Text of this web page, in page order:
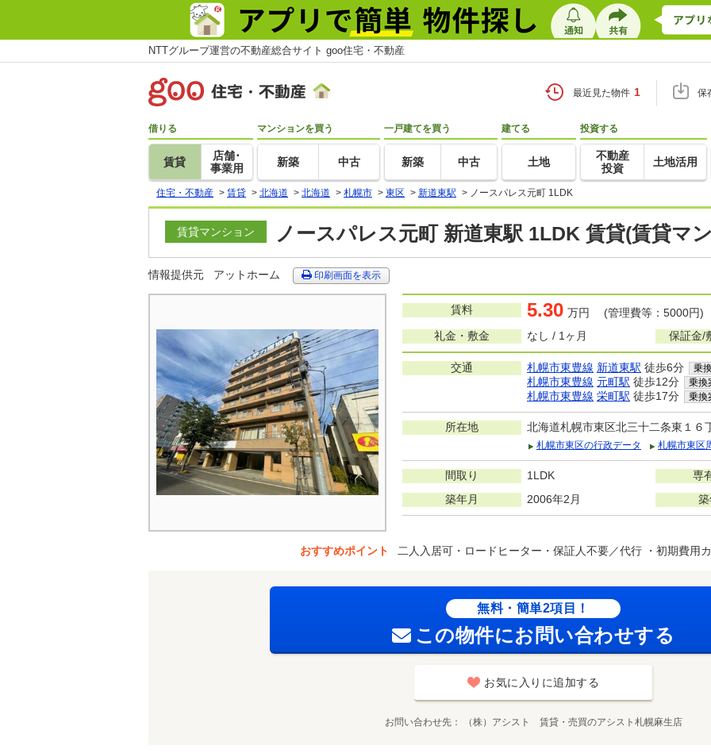
NTTグループ運営の不動産総合サイト goo住宅・不動産
最近見た物件 1 保
借りる
賃貸
店舗･
事業用
マンションを買う
新築 中古
一戸建てを買う
新築 中古
建てる
土地
投資する
不動産
投資
土地活用
住宅・不動産 > 賃貸 > 北海道 > 北海道 > 札幌市 > 東区 > 新道東駅 > ノースパレス元町 1LDK
賃貸マンション ノースパレス元町 新道東駅 1LDK 賃貸(賃貸マ
情報提供元 アットホーム 印刷画面を表示
賃料 5.30 万円 (管理費等：5000円)
礼金・敷金
なし / 1ヶ月 保証金/
交通 札幌市東豊線 新道東駅 徒歩6分 乗
札幌市東豊線 元町駅 徒歩12分 乗換
札幌市東豊線 栄町駅 徒歩17分 乗換
所在地 北海道札幌市東区北三十二条東１６
札幌市東区の行政データ
札幌市東区
間取り 1LDK 専
築年月 2006年2月
おすすめポイント 二人入居可・ロードヒーター・保証人不要／代行 ・初期費用
無料・簡単2項目！
この物件にお問い合わせする
お気に入りに追加する
お問い合わせ先 （株）アシスト 賃貸・売買のアシスト札幌麻生店